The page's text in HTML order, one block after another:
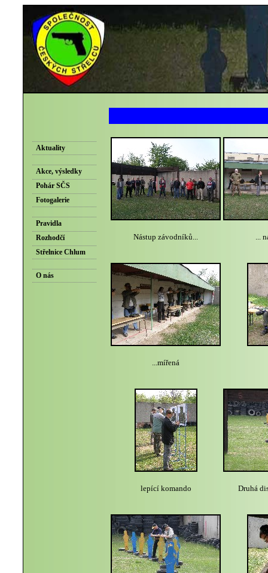
Aktuality
Akce, výsledky
Pohár SČS
Fotogalerie
Pravidla
Rozhodčí
Střelnice Chlum
O nás
Nástup závodníků... ...
...mířená
lepící komando Druhá